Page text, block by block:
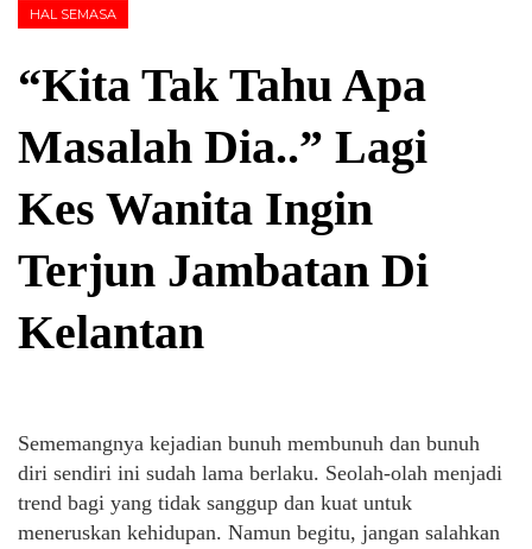
HAL SEMASA
“Kita Tak Tahu Apa
Masalah Dia..” Lagi
Kes Wanita Ingin
Terjun Jambatan Di
Kelantan
Sememangnya kejadian bunuh membunuh dan bunuh
diri sendiri ini sudah lama berlaku. Seolah-olah menjadi
trend bagi yang tidak sanggup dan kuat untuk
meneruskan kehidupan. Namun begitu, jangan salahkan